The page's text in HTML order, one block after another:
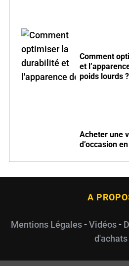
Comment
et
poids lourds ?
Acheter une
d’occasion
A
Mentions Légales-Vidéos-
d'achats